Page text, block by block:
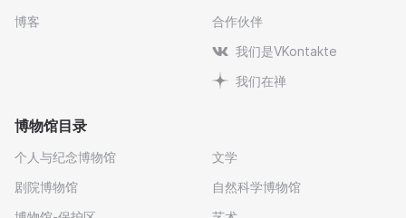
博客
合作伙伴
我们是VKontakte
我们在禅
博物馆目录
个人与纪念博物馆
剧院博物馆
文学
自然科学博物馆